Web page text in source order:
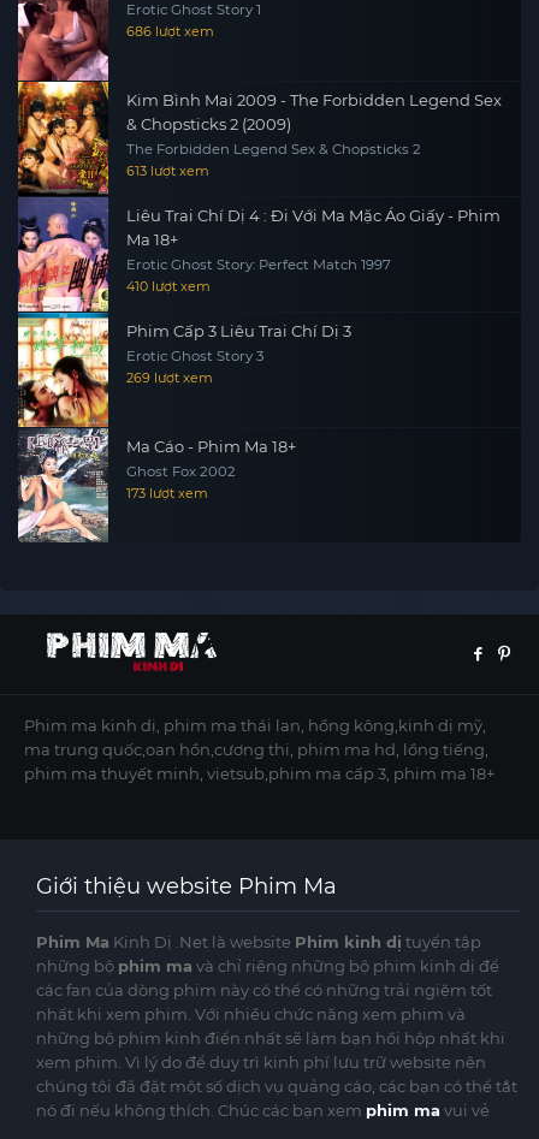
Erotic Ghost Story 1
686 lượt xem
Kim Bình Mai 2009 - The Forbidden Legend Sex
& Chopsticks 2 (2009)
The Forbidden Legend Sex & Chopsticks 2
613 lượt xem
Liêu Trai Chí Dị 4 : Đi Với Ma Mặc Áo Giấy - Phim
Ma 18+
Erotic Ghost Story: Perfect Match 1997
410 lượt xem
Phim Cấp 3 Liêu Trai Chí Dị 3
Erotic Ghost Story 3
269 lượt xem
Ma Cáo - Phim Ma 18+
Ghost Fox 2002
173 lượt xem
Phim ma kinh dị, phim ma thái lan, hồng kông,kinh dị mỹ,
ma trung quốc,oan hồn,cương thi, phim ma hd, lồng tiếng,
phim ma thuyết minh, vietsub,phim ma cấp 3, phim ma 18+
Giới thiệu website Phim Ma
Phim Ma Kinh Dị .Net là website Phim kinh dị tuyển tập
những bộ phim ma và chỉ riêng những bộ phim kinh dị để
các fan của dòng phim này có thể có những trải ngiệm tốt
nhất khi xem phim. Với nhiều chức năng xem phim và
những bộ phim kinh điển nhất sẽ làm bạn hồi hộp nhất khi
xem phim. Vì lý do để duy trì kinh phí lưu trữ website nên
chúng tôi đã đặt một số dịch vụ quảng cáo, các bạn có thể tắt
nó đi nếu không thích. Chúc các bạn xem phim mavui vẻ